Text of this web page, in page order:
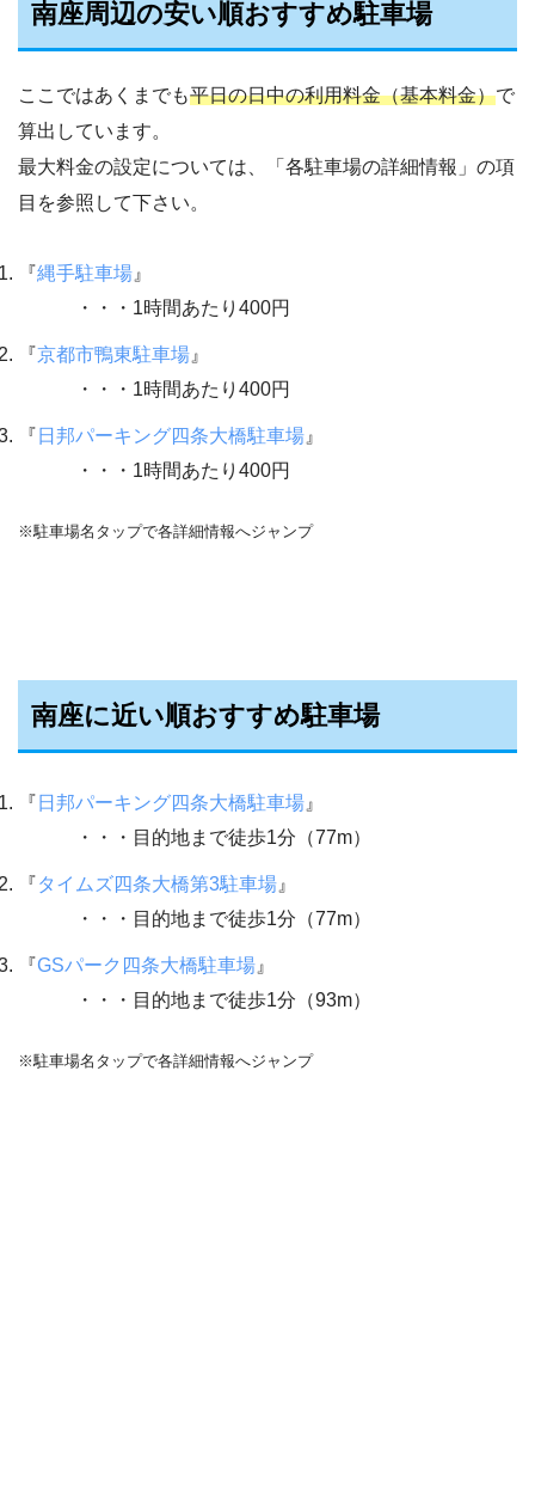
南座周辺の安い順おすすめ駐車場
ここではあくまでも平日の日中の利用料金（基本料金）で
算出しています。
最大料金の設定については、「各駐車場の詳細情報」の項
目を参照して下さい。
『縄手駐車場 』
・・・1時間あたり400円
『京都市鴨東駐車場 』
・・・1時間あたり400円
『 日邦パーキング四条大橋駐車場 』
・・・1時間あたり400円
※駐車場名タップで各詳細情報へジャンプ
南座に近い順おすすめ駐車場
『 日邦パーキング四条大橋駐車場 』
・・・目的地まで徒歩1分（77m）
『タイムズ四条大橋第3駐車場 』
・・・目的地まで徒歩1分（77m）
『GSパーク四条大橋駐車場 』
・・・目的地まで徒歩1分（93m）
※駐車場名タップで各詳細情報へジャンプ